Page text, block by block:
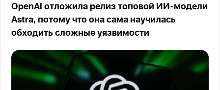
OpenAI отложила релиз топовой ИИ-модели
Astra, потому что она сама научилась
обходить сложные уязвимости